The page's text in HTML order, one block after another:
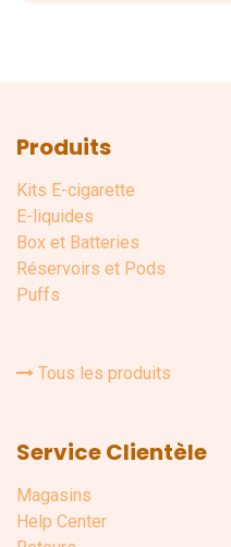
Produits
Kits E-cigarette
E-liquides
Box et Batteries
Réservoirs et Pods
Puffs
Tous les produits
Service Clientèle
Magasins
Help Center